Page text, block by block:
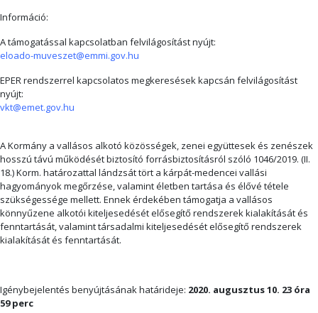
Információ:
A támogatással kapcsolatban felvilágosítást nyújt:
eloado-muveszet@emmi.gov.hu
EPER rendszerrel kapcsolatos megkeresések kapcsán felvilágosítást
nyújt:
vkt@emet.gov.hu
A Kormány a vallásos alkotó közösségek, zenei együttesek és zenészek
hosszú távú működését biztosító forrásbiztosításról szóló 1046/2019. (II.
18.) Korm. határozattal lándzsát tört a kárpát-medencei vallási
hagyományok megőrzése, valamint életben tartása és élővé tétele
szükségessége mellett. Ennek érdekében támogatja a vallásos
könnyűzene alkotói kiteljesedését elősegítő rendszerek kialakítását és
fenntartását, valamint társadalmi kiteljesedését elősegítő rendszerek
kialakítását és fenntartását.
Igénybejelentés benyújtásának határideje: 2020. augusztus 10. 23 óra
59 perc